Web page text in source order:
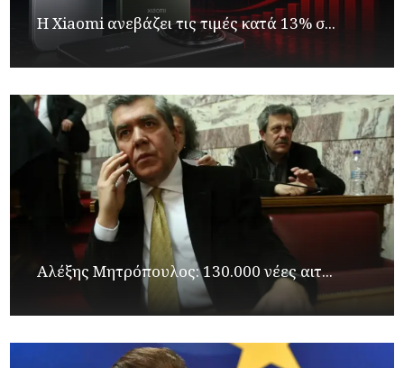
Η Xiaomi ανεβάζει τις τιμές κατά 13% σ...
Αλέξης Μητρόπουλος: 130.000 νέες αιτ...